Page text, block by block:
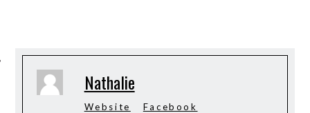
SOCIAUX
Nathalie
Website Facebook